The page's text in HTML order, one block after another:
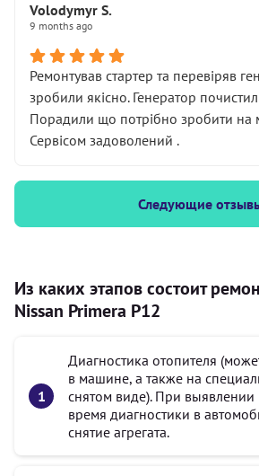
Volodymyr S.
9 months ago
Ремонтував стартер та перевіряв
зробили якісно. Генератор
Порадили що потрібно зробити на
Сервісом задоволений .
Следующие
Из каких этапов состоит
Nissan Primera P12
Диагностика отопителя
в машине, а также на
снятом виде). При
время диагностики в
снятие агрегата.